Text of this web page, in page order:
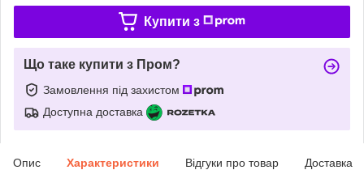
Купити з
Що таке купити з Пром?
Замовлення під захистом
Доступна доставка
Опис Характеристики Відгуки про товар Доставка